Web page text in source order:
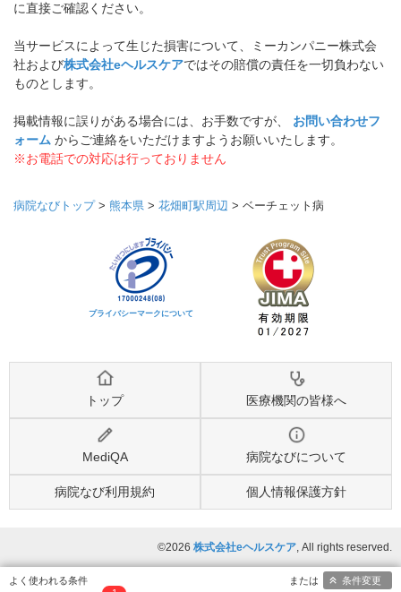
に直接ご確認ください。
当サービスによって生じた損害について、ミーカンパニー株式会
社および株式会社eヘルスケアではその賠償の責任を一切負わない
ものとします。
掲載情報に誤りがある場合には、お手数ですが、 お問い合わせフ
ォーム からご連絡をいただけますようお願いいたします。
※お電話での対応は行っておりません
病院なびトップ> 熊本県 > 花畑町駅周辺 > ベーチェット病
プライバシーマークについて
トップ 医療機関の皆様へ
MediQA 病院なびについて
病院なび利用規約 個人情報保護方針
©2026 株式会社eヘルスケア, All rights reserved.
条件変更